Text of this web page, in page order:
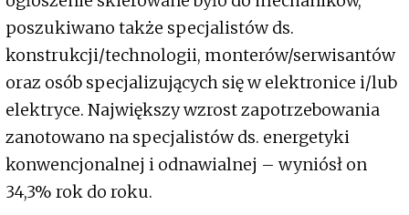
poszukiwano także specjalistów ds.
konstrukcji/technologii, monterów/serwisantów
oraz osób specjalizujących się w elektronice i/lub
elektryce. Największy wzrost zapotrzebowania
zanotowano na specjalistów ds. energetyki
konwencjonalnej i odnawialnej – wyniósł on
34,3% rok do roku.